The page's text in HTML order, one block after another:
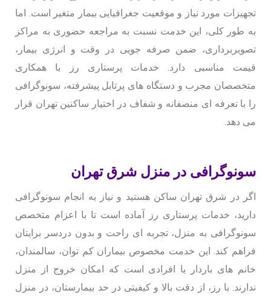
تجهیزات مورد نیاز و موقعیت جغرافیایی بیمار متغیر است. اما
به طور کلی، این خدمت نسبت به مراجعه حضوری به مراکز
تصویربرداری، ضمن صرفه جویی در وقت و انرژی بیمار،
قیمت مناسبی دارد. خدمات پرستاری رز با همکاری
متخصصان مجرب و دستگاه های پرتابل پیشرفته، سونوگرافی
را با تعرفه ای منصفانه و شفاف در اختیار ساکنین تهران قرار
می دهد.
سونوگرافی در منزل شرق تهران
اگر در شرق تهران ساکن هستید و نیاز به انجام سونوگرافی
دارید، خدمات پرستاری رز آماده است تا با اعزام متخصص
سونوگرافی به منزل، تجربه ای راحت و بدون دردسر برایتان
فراهم کند. این خدمت مخصوص بیماران کم توان، سالمندان،
خانم های باردار یا افرادی است که امکان خروج از منزل
ندارند. با رز، از دقت بالا و کیفیتی در حد بیمارستان، در منزل